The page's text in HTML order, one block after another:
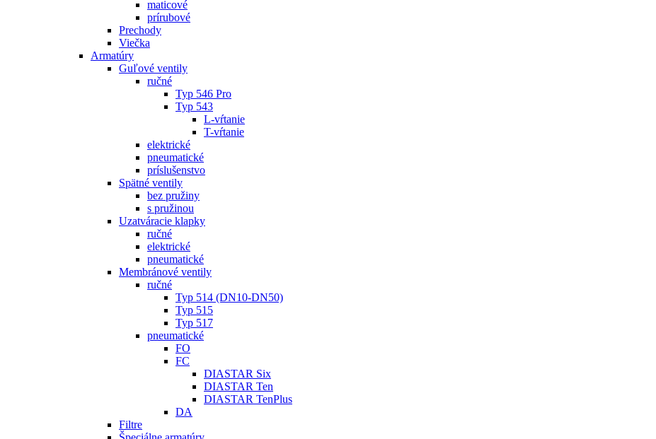
maticové
prírubové
Prechody
Viečka
Armatúry
Guľové ventily
ručné
Typ 546 Pro
Typ 543
L-vŕtanie
T-vŕtanie
elektrické
pneumatické
príslušenstvo
Spätné ventily
bez pružiny
s pružinou
Uzatváracie klapky
ručné
elektrické
pneumatické
Membránové ventily
ručné
Typ 514 (DN10-DN50)
Typ 515
Typ 517
pneumatické
FO
FC
DIASTAR Six
DIASTAR Ten
DIASTAR TenPlus
DA
Filtre